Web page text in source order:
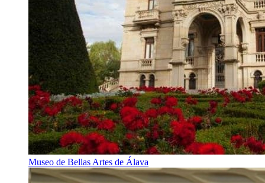
Museo de Bellas Artes de Álava